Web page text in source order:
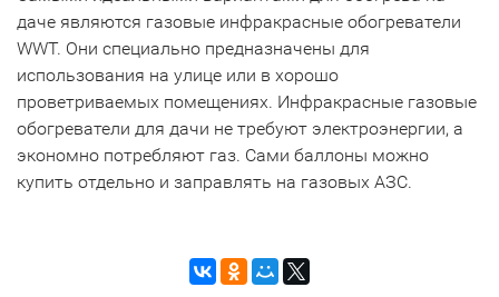
даче являются газовые инфракрасные обогреватели
WWT. Они специально предназначены для
использования на улице или в хорошо
проветриваемых помещениях. Инфракрасные газовые
обогреватели для дачи не требуют электроэнергии, а
экономно потребляют газ. Сами баллоны можно
купить отдельно и заправлять на газовых АЗС.